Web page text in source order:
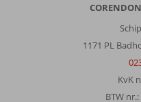
1171 PL
KvK
BTW